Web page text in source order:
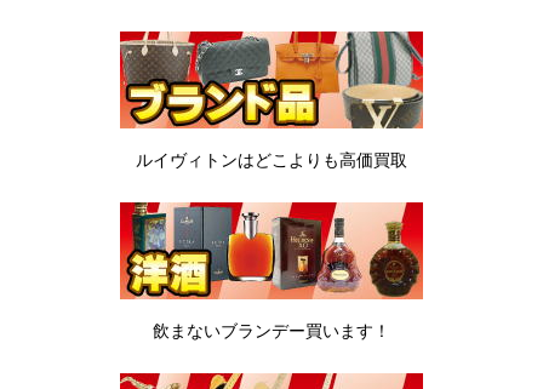
ルイヴィトンはどこよりも高価買取
飲まないブランデー買います！